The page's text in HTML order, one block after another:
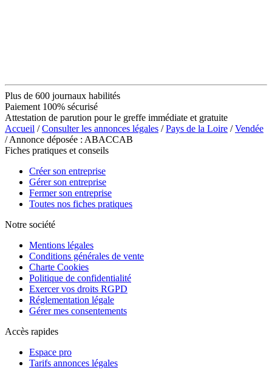
Plus de 600 journaux habilités
Paiement 100% sécurisé
Attestation de parution pour le greffe immédiate et gratuite
Accueil /Consulter les annonces légales /Pays de la Loire /Vendée
/ Annonce déposée : ABACCAB
Fiches pratiques et conseils
Créer son entreprise
Gérer son entreprise
Fermer son entreprise
Toutes nos fiches pratiques
Notre société
Mentions légales
Conditions générales de vente
Charte Cookies
Politique de confidentialité
Exercer vos droits RGPD
Réglementation légale
Gérer mes consentements
Accès rapides
Espace pro
Tarifs annonces légales